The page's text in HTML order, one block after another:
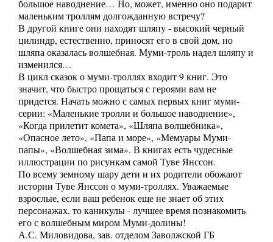
большое наводнение… Но, может, именно оно подарит
маленьким троллям долгожданную встречу?
В другой книге они находят шляпу - высокий черный
цилиндр, естественно, приносят его в свой дом, но
шляпа оказалась волшебная. Муми-троль надел шляпу и
изменился…
В цикл сказок о муми-троллях входит 9 книг. Это
значит, что быстро прощаться с героями вам не
придется. Начать можно с самых первых книг муми-
серии: «Маленькие тролли и большое наводнение»,
«Когда прилетит комета», «Шляпа волшебника»,
«Опасное лето», «Папа и море», «Мемуары Муми-
папы», «Волшебная зима». В книгах есть чудесные
иллюстрации по рисункам самой Туве Янссон.
По всему земному шару дети и их родители обожают
истории Туве Янссон о муми-троллях. Уважаемые
взрослые, если ваш ребенок еще не знает об этих
персонажах, то каникулы - лучшее время познакомить
его с волшебным миром Муми-долины!
А.С. Миловидова, зав. отделом Заволжской ГБ